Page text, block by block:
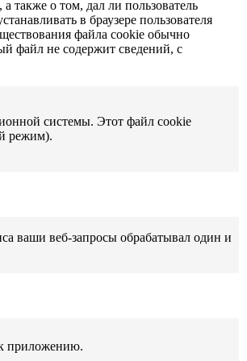
также о том, дал ли пользователь
в браузере пользователя
файла cookie обычно
файл не содержит сведений, с
системы. Этот файл cookie
режим).
ваши веб-запросы обрабатывал один и
к приложению.